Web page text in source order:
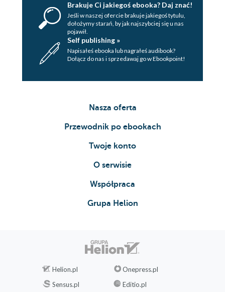
Brakuje Ci jakiegoś ebooka? Daj znać!
Jeśli w naszej ofercie brakuje jakiegoś tytulu,
dołożymy starań, by jak najszybciej się u nas
pojawił.
Self publishing »
Napisałeś ebooka lub nagrałeś audibook?
Dołącz do nas i sprzedawaj go w Ebookpoint!
Nasza oferta
Przewodnik po ebookach
Twoje konto
O serwisie
Współpraca
Grupa Helion
Helion.pl
Onepress.pl
Sensus.pl
Editio.pl